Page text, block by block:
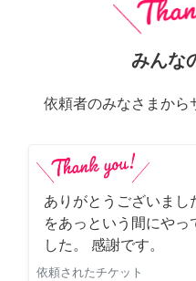
みんな
依頼者のみなさまから
ありがとうございまし
をあっという間にやっ
した。 感謝です。
依頼されたチケット